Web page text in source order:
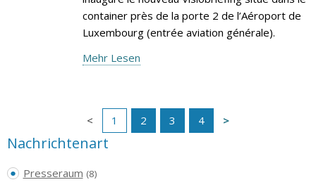
container près de la porte 2 de l’Aéroport de
Luxembourg (entrée aviation générale).
Mehr Lesen
1 2 3 4
Nachrichtenart
Presseraum (8)